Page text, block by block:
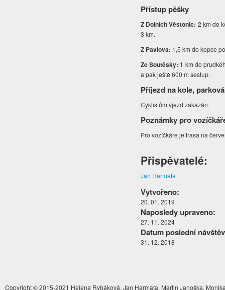
Přístup pěšky
Z Dolních Věstonic: 2 km do
3 km.
Z Pavlova: 1,5 km do kopce
Ze Soutěsky: 1 km do
a pak ještě 600 m sestup.
Příjezd na kole,
Cyklistům vjezd zakázán.
Poznámky pro
Pro vozíčkáře je trasa na
Přispěvatelé:
Jan Harmata
Vytvořeno:
20. 01. 2019
Naposledy upraveno:
27. 11. 2024
Datum poslední
31. 12. 2018
Copyright © 2015-2021 Helena Rybáková, Jan Harmata, Martin Janoška,